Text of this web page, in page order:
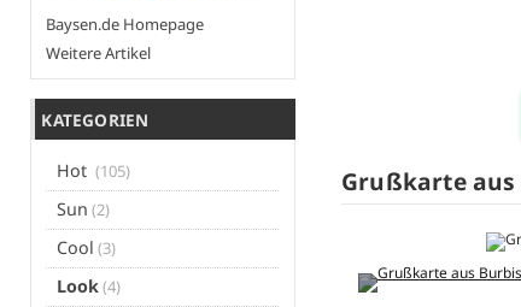
Baysen.de Homepage
Weitere Artikel
KATEGORIEN
Hot (105)
Sun (2)
Cool (3)
Look(4)
Grußkarte